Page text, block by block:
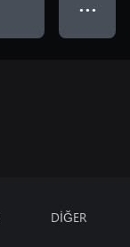
● ● ●
DİĞER